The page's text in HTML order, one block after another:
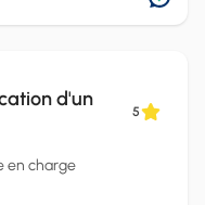
d'un
5
en charge